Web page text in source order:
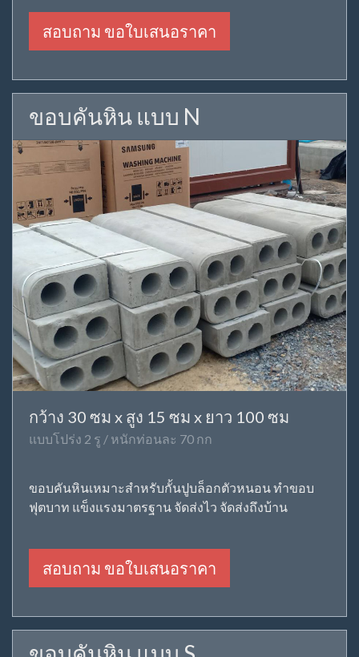
สอบถาม ขอใบเสนอราคา
ขอบคันหิน แบบ N
กว้าง 30 ซม x สูง 15 ซม x ยาว 100 ซม
แบบโปร่ง 2 รู / หนักท่อนละ 70 กก
ขอบคันหินเหมาะสำหรับกั้นปูบล็อกตัวหนอน ทำขอบ
ฟุตบาท แข็งแรงมาตรฐาน จัดส่งไว จัดส่งถึงบ้าน
สอบถาม ขอใบเสนอราคา